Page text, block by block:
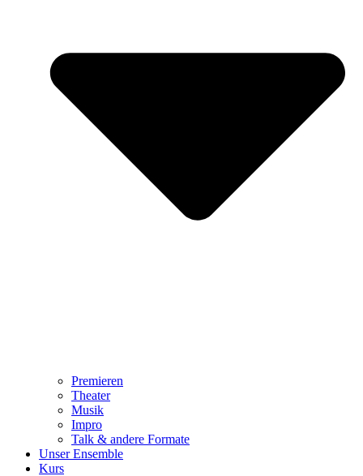
Premieren
Theater
Musik
Impro
Talk & andere Formate
Unser Ensemble
Kurs